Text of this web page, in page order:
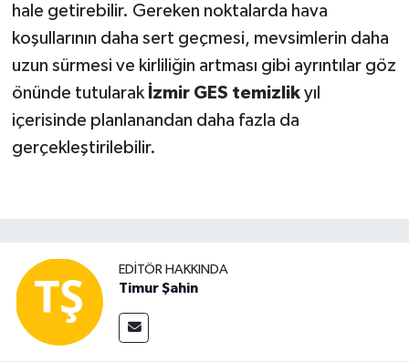
hale getirebilir. Gereken noktalarda hava
koşullarının daha sert geçmesi, mevsimlerin daha
uzun sürmesi ve kirliliğin artması gibi ayrıntılar göz
önünde tutularak İzmir GES temizlikyıl
içerisinde planlanandan daha fazla da
gerçekleştirilebilir.
EDITÖR HAKKINDA
Timur Şahin